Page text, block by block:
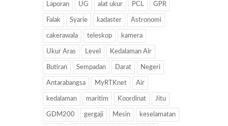
Laporan UG alat ukur PCL GPR
Falak Syarie kadaster Astronomi
cakerawala teleskop kamera
Ukur Aras Level Kedalaman Air
Butiran Sempadan Darat Negeri
Antarabangsa MyRTKnet Air
kedalaman maritim Koordinat Jitu
GDM200 gergaji Mesin keselamatan